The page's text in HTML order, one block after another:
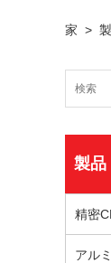
家 >
製品
精密
アル